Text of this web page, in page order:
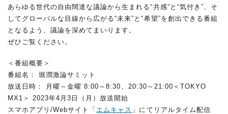
あらゆる世代の自由闊達な議論から生まれる“共感”と“気付き”、そ
してグローバルな目線から広がる“未来”と“希望”を創出できる番組
となるよう、議論を深めてまいります。
ぜひご覧ください。
＜番組概要＞
番組名： 堀潤激論サミット
放送日時： 月曜～金曜 8:00～8:30、20:30～21:00＜TOKYO
MX1＞ 2023年4月3日（月）放送開始
スマホアプリ/Webサイト「 エムキャス 」にてリアルタイム配信